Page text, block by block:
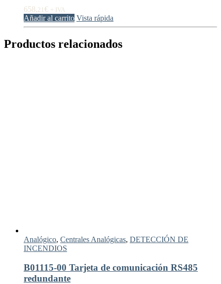
658,21 € + IVA
Añadir al carrito Vista rápida
Productos relacionados
Analógico, Centrales Analógicas, DETECCIÓN DE
INCENDIOS
B01115-00 Tarjeta de comunicación RS485
redundante